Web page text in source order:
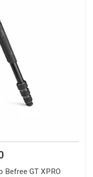
Befree GT XPRO